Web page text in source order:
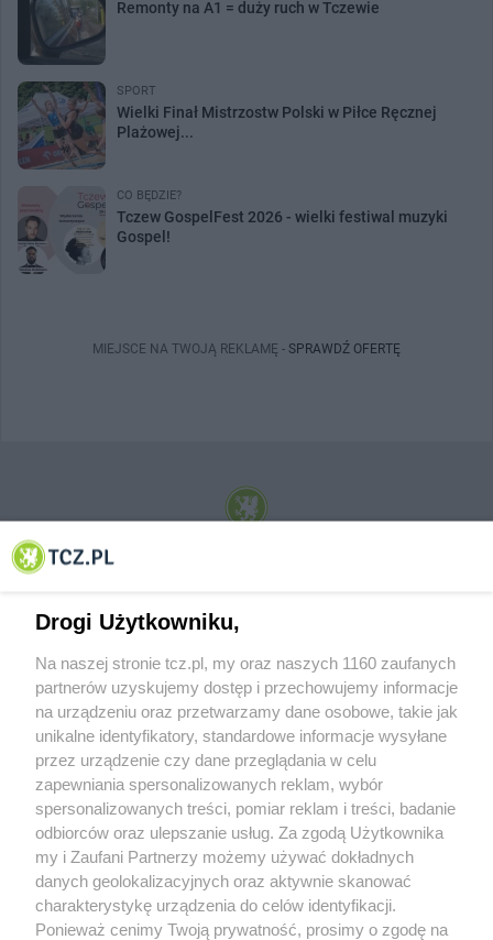
Remonty na A1 = duży ruch w Tczewie
SPORT
Wielki Finał Mistrzostw Polski w Piłce Ręcznej
Plażowej...
CO BĘDZIE?
Tczew GospelFest 2026 - wielki festiwal muzyki
Gospel!
MIEJSCE NA TWOJĄ REKLAMĘ - SPRAWDŹ OFERTĘ
© 2001-2026 Tczew - TCZ.PL Sp. z o.o. Internetowy Serwis Informacyjny Miasta
O FIRMIE POLITYKA PRYWATNOŚCI HOSTING
REKLAMA WSPÓŁPRACA RSS FACEBOOK KONTAKT
Nasze serwisy
Aktualności
Muzyka i kultura
Drogi Użytkowniku,
Na naszej stronie tcz.pl, my oraz naszych 1160 zaufanych
partnerów uzyskujemy dostęp i przechowujemy informacje
na urządzeniu oraz przetwarzamy dane osobowe, takie jak
unikalne identyfikatory, standardowe informacje wysyłane
przez urządzenie czy dane przeglądania w celu
zapewniania spersonalizowanych reklam, wybór
spersonalizowanych treści, pomiar reklam i treści, badanie
odbiorców oraz ulepszanie usług. Za zgodą Użytkownika
my i Zaufani Partnerzy możemy używać dokładnych
danych geolokalizacyjnych oraz aktywnie skanować
charakterystykę urządzenia do celów identyfikacji.
Ponieważ cenimy Twoją prywatność, prosimy o zgodę na